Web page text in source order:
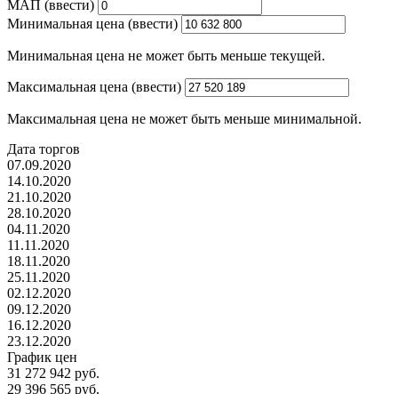
МАП (ввести)
Минимальная цена (ввести)
Минимальная цена не может быть меньше текущей.
Максимальная цена (ввести)
Максимальная цена не может быть меньше минимальной.
Дата торгов
07.09.2020
14.10.2020
21.10.2020
28.10.2020
04.11.2020
11.11.2020
18.11.2020
25.11.2020
02.12.2020
09.12.2020
16.12.2020
23.12.2020
График цен
31 272 942 руб.
29 396 565 руб.